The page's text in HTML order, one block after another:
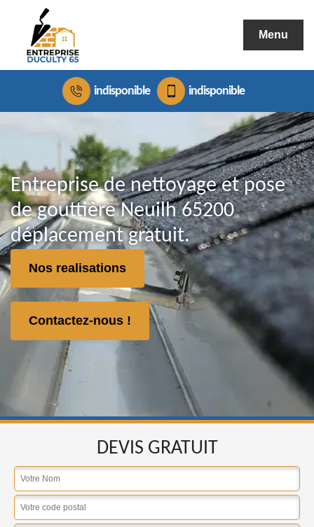
Menu
indisponible indisponible
Entreprise de nettoyage et pose
de gouttière Neuilh 65200
déplacement gratuit.
Nos realisations
Contactez-nous !
DEVIS GRATUIT